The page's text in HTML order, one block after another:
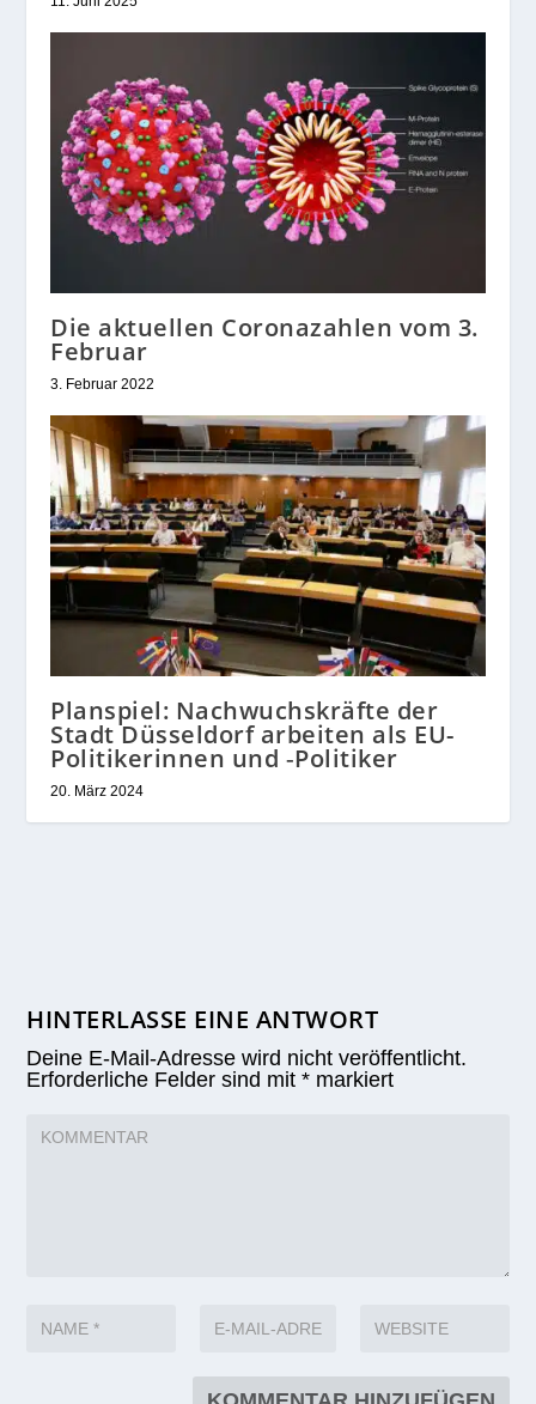
Die aktuellen Coronazahlen vom 3.
Februar
3. Februar 2022
Planspiel: Nachwuchskräfte der
Stadt Düsseldorf arbeiten als EU-
Politikerinnen und ‑Politiker
20. März 2024
HINTERLASSE EINE ANTWORT
Deine E-Mail-Adresse wird nicht veröffentlicht.
Erforderliche Felder sind mit* markiert